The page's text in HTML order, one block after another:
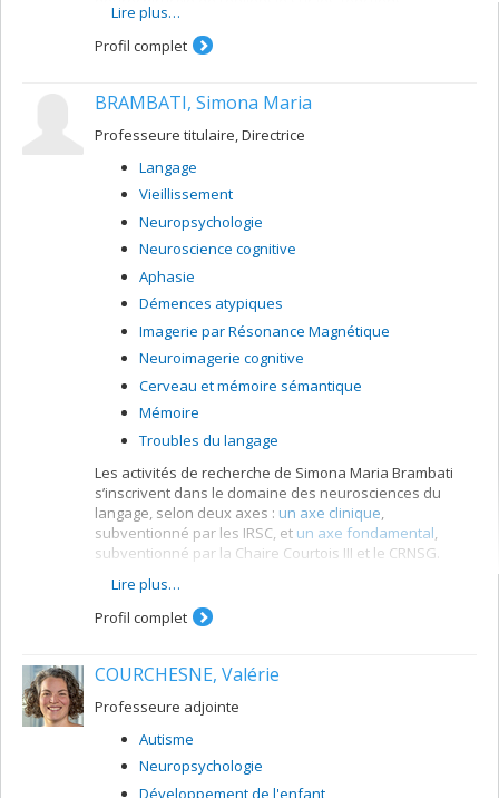
neuropsychologiques.
Lire plus…
Profil complet
BRAMBATI, Simona Maria
Professeure titulaire, Directrice
Langage
Vieillissement
Neuropsychologie
Neuroscience cognitive
Aphasie
Démences atypiques
Imagerie par Résonance Magnétique
Neuroimagerie cognitive
Cerveau et mémoire sémantique
Mémoire
Troubles du langage
Les activités de recherche de Simona Maria Brambati
s’inscrivent dans le domaine des neurosciences du
langage, selon deux axes : un axe clinique
subventionné par les IRSC, et un axe fondamental
subventionné par la Chaire Courtois III et le CRNSG.
Pour mener à bien les projets, les membres du
laboratoire ont recours à différentes approches
d’imagerie par résonance magnétique et d’intelligence
d’acquisition par le laboratoire et à des banques de
données.
Lire plus…
Profil complet
COURCHESNE, Valérie
Professeure adjointe
Autisme
Neuropsychologie
Développement de l'enfant